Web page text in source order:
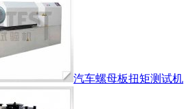
汽车螺母板扭矩测试机